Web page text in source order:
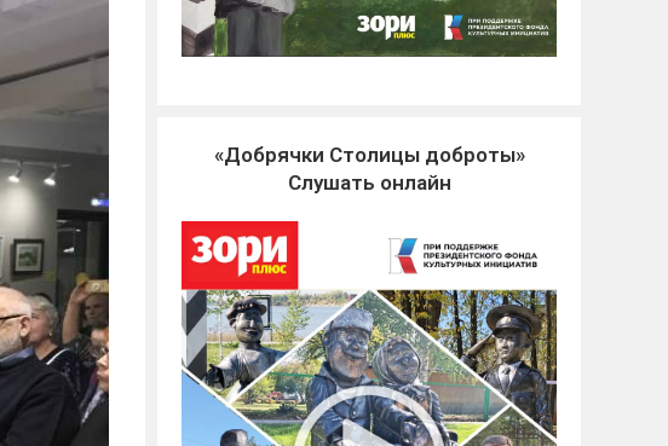
«Добрячки Столицы доброты»
Слушать онлайн